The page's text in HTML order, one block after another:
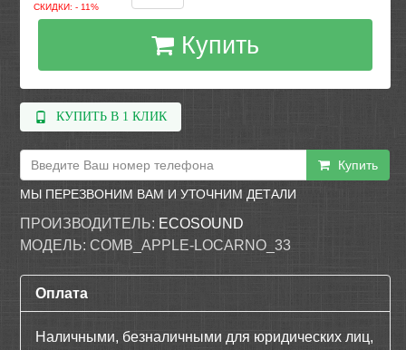
СКИДКИ: - 11%
Купить
КУПИТЬ В 1 КЛИК
Купить
МЫ ПЕРЕЗВОНИМ ВАМ И УТОЧНИМ ДЕТАЛИ
ПРОИЗВОДИТЕЛЬ: ECOSOUND
МОДЕЛЬ: COMB_APPLE-LOCARNO_33
Оплата
Наличными, безналичными для юридических лиц,